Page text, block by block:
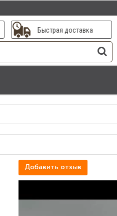
Быстрая доставка
Добавить отзыв